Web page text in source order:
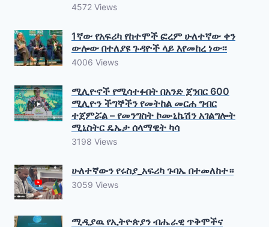
4572 Views
1ኛው የአፍሪካ የከተሞች ፎረም ሁለተኛው ቀን
ውሎው በተለያዩ ጉዳዮች ላይ እየመከረ ነው፡፡
4006 Views
ሚሊዮኖች የሚሳተፉበት በአንድ ጀንበር 600
ሚሊዮን ችግኞችን የመትከል መርሐ ግብር
ተጀምሯል – የመንግስት ኮሙኒኬሽን አገልግሎት
ሚኒስትር ዴኤታ ሰላማዊት ካሳ
3198 Views
ሁለተኛውን የሩስያ_አፍሪካ ጉባኤ በተመለከተ።
3059 Views
ሚዲያዉ የኢትዮጵያን ብሔራዊ ጥቅሞችና